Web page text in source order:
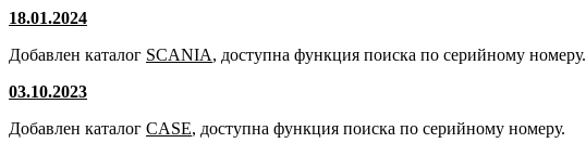
18.01.2024
Добавлен каталог SCANIA, доступна функция поиска по серийному номеру.
03.10.2023
Добавлен каталог CASE, доступна функция поиска по серийному номеру.